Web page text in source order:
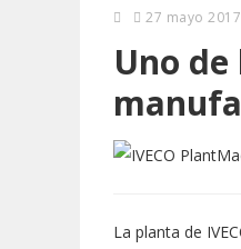
27 mayo 2017
Uno
La planta de